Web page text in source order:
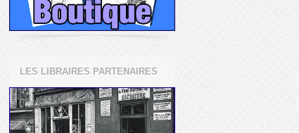
LES LIBRAIRES PARTENAIRES